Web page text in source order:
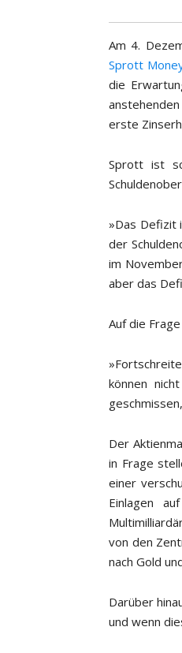
Am 4.
Sprott
die
erste
Sprott ist
»Das Defizit
der
im
aber das
Auf die
können
Der
in Frage
einer
Einlagen
von den
nach Gold
Darüber
und wenn